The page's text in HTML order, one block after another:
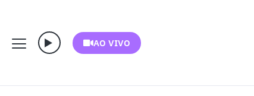
AO VIVO